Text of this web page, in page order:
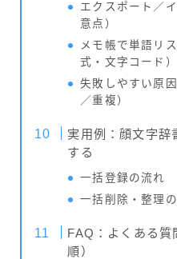
エクスポート／
意点）
メモ帳で単語リ
式・文字コード）
失敗しやすい原
／重複）
実用例：顔文字辞
する
一括登録の流れ
一括削除・整理
FAQ：よくある
順）